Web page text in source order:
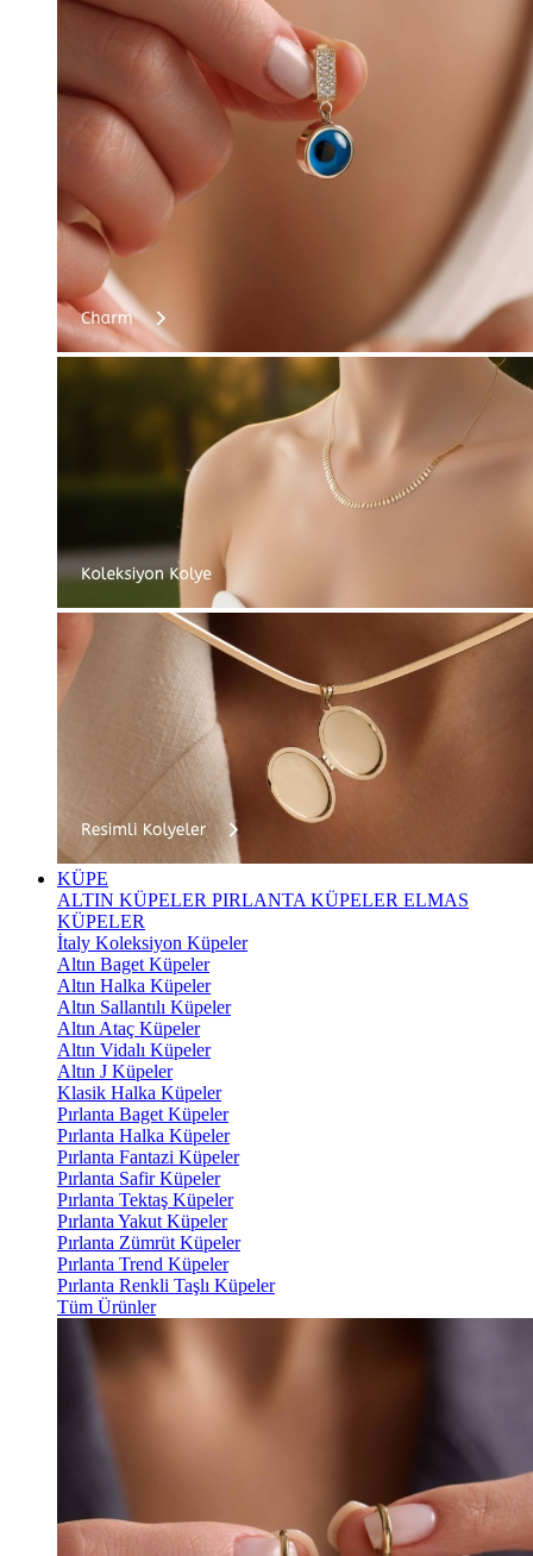
KÜPE
ALTIN KÜPELER PIRLANTA KÜPELER ELMAS
KÜPELER
İtaly Koleksiyon Küpeler
Altın Baget Küpeler
Altın Halka Küpeler
Altın Sallantılı Küpeler
Altın Ataç Küpeler
Altın Vidalı Küpeler
Altın J Küpeler
Klasik Halka Küpeler
Pırlanta Baget Küpeler
Pırlanta Halka Küpeler
Pırlanta Fantazi Küpeler
Pırlanta Safir Küpeler
Pırlanta Tektaş Küpeler
Pırlanta Yakut Küpeler
Pırlanta Zümrüt Küpeler
Pırlanta Trend Küpeler
Pırlanta Renkli Taşlı Küpeler
Tüm Ürünler